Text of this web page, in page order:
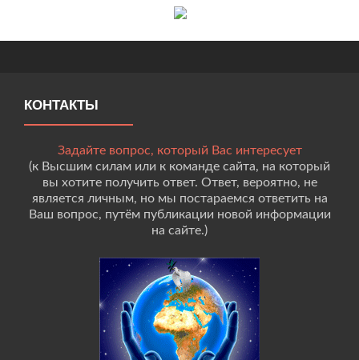
КОНТАКТЫ
Задайте вопрос, который Вас интересует
(к Высшим силам или к команде сайта, на который
вы хотите получить ответ. Ответ, вероятно, не
является личным, но мы постараемся ответить на
Ваш вопрос, путём публикации новой информации
на сайте.)